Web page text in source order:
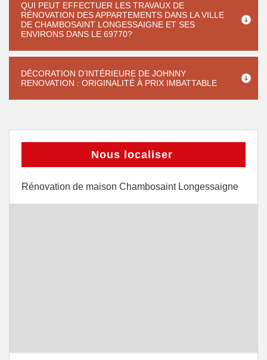
QUI PEUT EFFECTUER LES TRAVAUX DE
RÉNOVATION DES APPARTEMENTS DANS LA VILLE
DE CHAMBOSAINT LONGESSAIGNE ET SES
ENVIRONS DANS LE 69770?
DÉCORATION D’INTÉRIEURE DE JOHNNY
RENOVATION : ORIGINALITÉ À PRIX IMBATTABLE
Nous localiser
Rénovation de maison Chambosaint Longessaigne